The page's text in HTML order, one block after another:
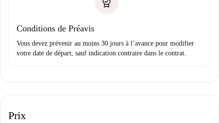
Conditions de Préavis
Vous devez prévenir au moins 30 jours à l’avance pour modifier
votre date de départ, sauf indication contraire dans le contrat.
Prix